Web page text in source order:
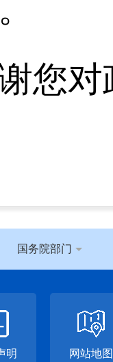
您
国务院部门
明 网站地图